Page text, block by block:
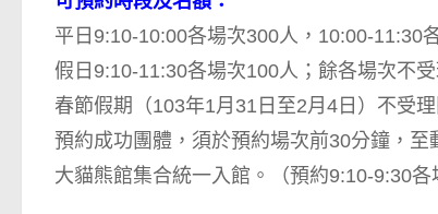
平日9:10-10:00各場次300人，10:00-11:30
假日9:10-11:30各場次100人；餘各場次不受
春節假期（103年1月31日至2月4日）不受理
預約成功團體，須於預約場次前30分鐘，
大貓熊館集合統一入館。（預約9:10-9:30